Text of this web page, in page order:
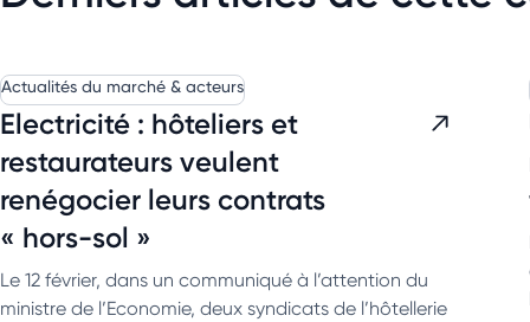
Actualités du marché & acteurs
Electricité : hôteliers et
restaurateurs veulent
renégocier leurs contrats
« hors-sol »
Le 12 février, dans un communiqué à l’attention du
ministre de l’Economie, deux syndicats de l’hôtellerie